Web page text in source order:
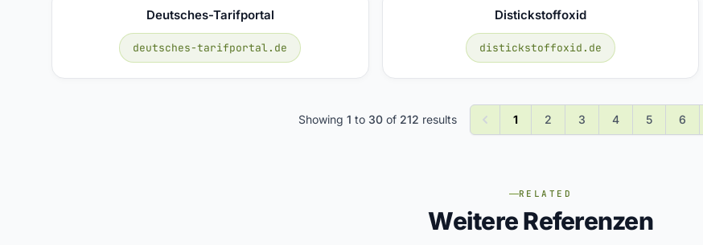
Deutsches-Tarifportal
deutsches-tarifportal.de
Distickstoffoxid
distickstoffoxid.de
Showing 1 to 30of 212 results 1 2 3 4 5 6
RELATED
Weitere Referenzen